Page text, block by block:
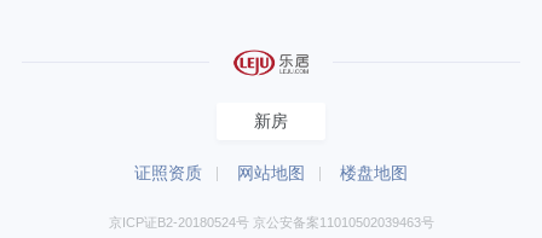
新房
证照资质 网站地图 楼盘地图
京ICP证B2-20180524号 京公安备案11010502039463号